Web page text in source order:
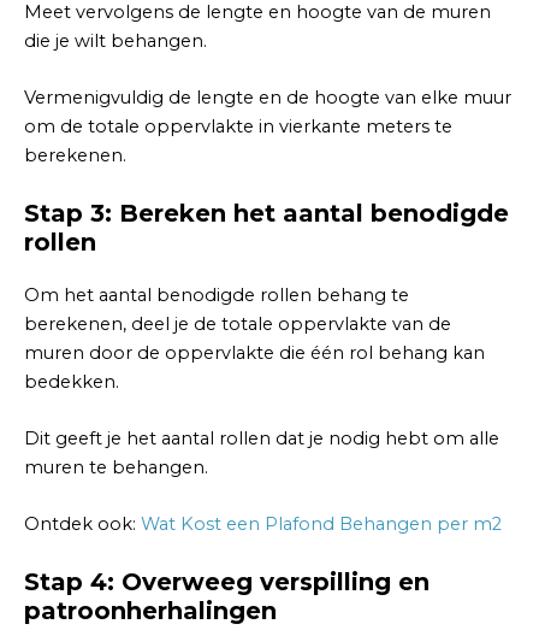
Meet vervolgens de lengte en hoogte van de muren
die je wilt behangen.
Vermenigvuldig de lengte en de hoogte van elke muur
om de totale oppervlakte in vierkante meters te
berekenen.
Stap 3: Bereken het aantal benodigde
rollen
Om het aantal benodigde rollen behang te
berekenen, deel je de totale oppervlakte van de
muren door de oppervlakte die één rol behang kan
bedekken.
Dit geeft je het aantal rollen dat je nodig hebt om alle
muren te behangen.
Ontdek ook: Wat Kost een Plafond Behangen per m2
Stap 4: Overweeg verspilling en
patroonherhalingen